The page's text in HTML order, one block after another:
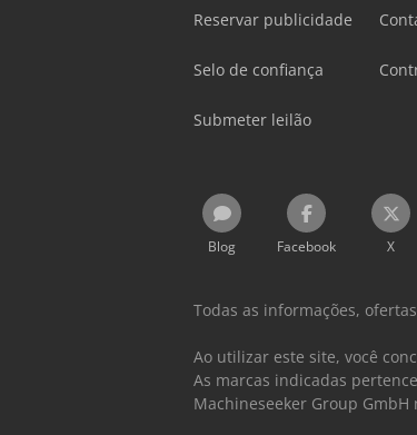
Reservar publicidade
Selo de confiança
Submeter leilão
Blog Facebook X
Todas as informações,
Ao utilizar este site, você
As marcas indicadas
Machineseeker Group